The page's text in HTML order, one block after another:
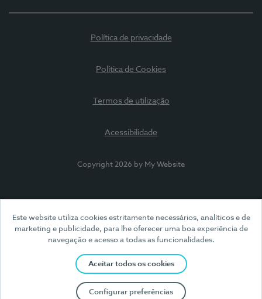
Este website utiliza cookies estritamente necessários, analíticos e de
marketing e publicidade, para lhe oferecer uma boa experiência de
navegação e acesso a todas as funcionalidades.
Aceitar todos os cookies
Configurar preferências
Política de privacidade
Política de Cookies
Termos de utilização
Acessibilidade
Copyright 2026 by My Website